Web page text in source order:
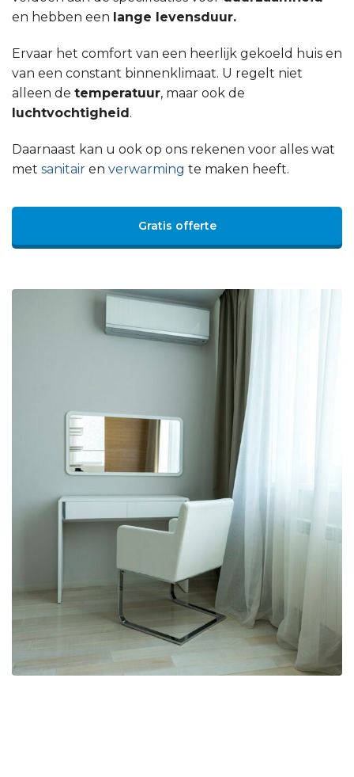
en hebben een lange levensduur.
Ervaar het comfort van een heerlijk gekoeld huis en
van een constant binnenklimaat. U regelt niet
alleen de temperatuur, maar ook de
luchtvochtigheid.
Daarnaast kan u ook op ons rekenen voor alles wat
met sanitair en verwarming te maken heeft.
Gratis offerte